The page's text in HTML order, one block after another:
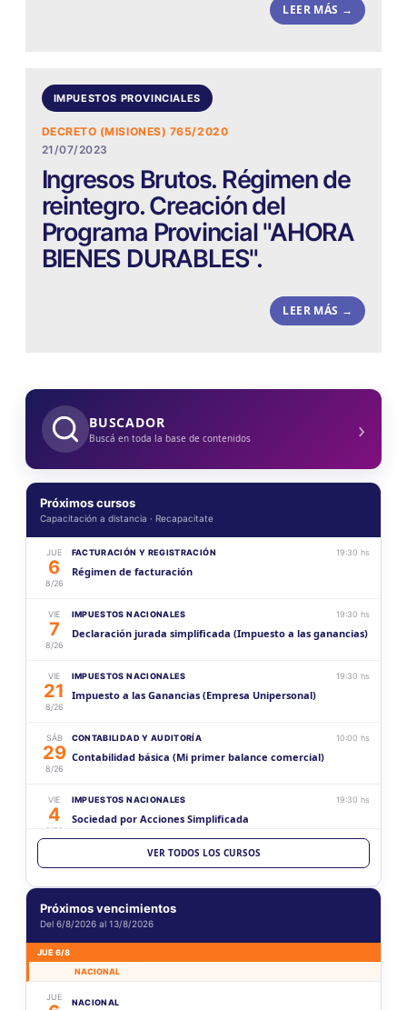
LEER MÁS →
IMPUESTOS PROVINCIALES
DECRETO (MISIONES) 765/2020
21/07/2023
Ingresos Brutos. Régimen de
reintegro. Creación del
Programa Provincial "AHORA
BIENES DURABLES".
LEER MÁS →
BUSCADOR
Buscá en toda la base de contenidos ›
Próximos cursos
Capacitación a distancia · Recapacitate
JUE
6
8/26
FACTURACIÓN Y REGISTRACIÓN 19:30 hs
Régimen de facturación
VIE
7
8/26
IMPUESTOS NACIONALES 19:30 hs
Declaración jurada simplificada (Impuesto a las ganancias)
VIE
21
8/26
IMPUESTOS NACIONALES 19:30 hs
Impuesto a las Ganancias (Empresa Unipersonal)
SÁB
29
8/26
CONTABILIDAD Y AUDITORÍA 10:00 hs
Contabilidad básica (Mi primer balance comercial)
VIE
4
9/26
IMPUESTOS NACIONALES 19:30 hs
Sociedad por Acciones Simplificada
19:30 hs
19
9/26
VIE
VER TODOS LOS CURSOS
Próximos vencimientos
Del 6/8/2026 al 13/8/2026
JUE 6/8
NACIONAL
JUE
NACIONAL